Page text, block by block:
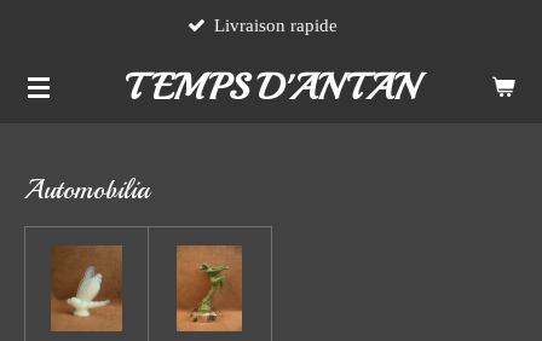
contenu
TEMPS D'ANTAN
Livraison rapide
Automobilia